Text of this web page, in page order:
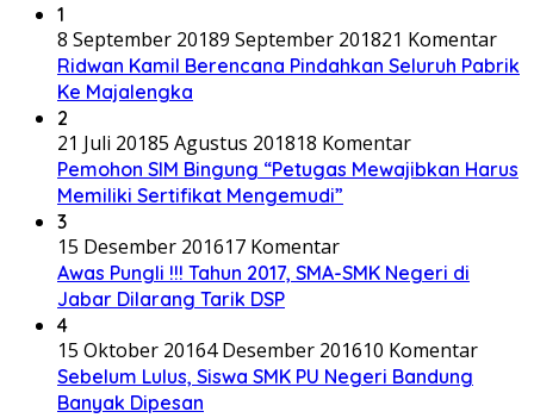
1
8 September 20189 September 201821 Komentar
Ridwan Kamil Berencana Pindahkan Seluruh Pabrik
Ke Majalengka
2
21 Juli 20185 Agustus 201818 Komentar
Pemohon SIM Bingung “Petugas Mewajibkan Harus
Memiliki Sertifikat Mengemudi”
3
15 Desember 201617 Komentar
Awas Pungli !!! Tahun 2017, SMA-SMK Negeri di
Jabar Dilarang Tarik DSP
4
15 Oktober 20164 Desember 201610 Komentar
Sebelum Lulus, Siswa SMK PU Negeri Bandung
Banyak Dipesan